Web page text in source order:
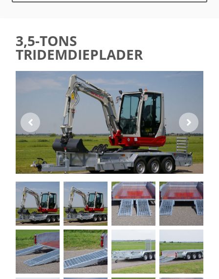
3,5-TONS
TRIDEMDIEPLADER